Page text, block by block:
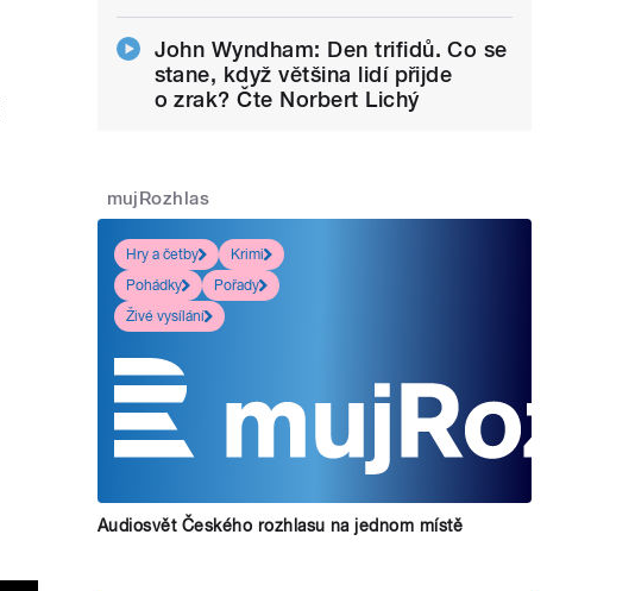
John Wyndham: Den trifidů. Co se
stane, když většina lidí přijde
o zrak? Čte Norbert Lichý
mujRozhlas
Hry a četby
Krimi
Pohádky
Pořady
Živé vysílání
Audiosvět Českého rozhlasu na jednom místě